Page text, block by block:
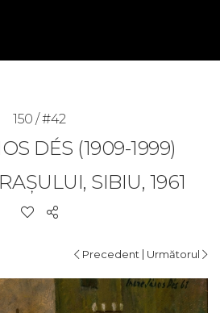
150 / #42
DÉS (1909-1999)
SIBIU, 1961
Precedent | Următorul